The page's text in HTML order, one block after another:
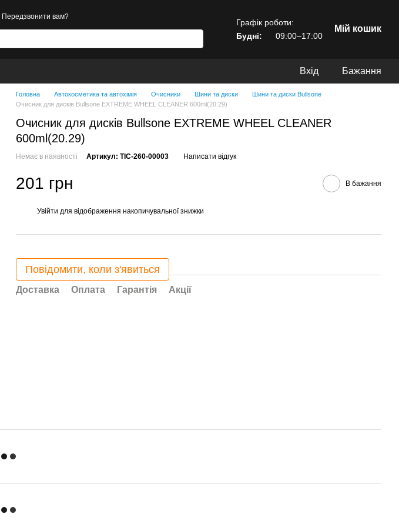
Передзвонити вам?
Графік роботи:
Будні:
09:00–17:00
Мій кошик
Вхід Бажання
Головна Автокосметика та автохімія Очисники Шини та диски
Шини та диски Bullsone
Очисник для дисків Bullsone EXTREME WHEEL CLEANER 600ml(20.29)
Очисник для дисків Bullsone EXTREME WHEEL CLEANER
600ml(20.29)
Немає в наявності Артикул: TIC-260-00003 Написати відгук
201 грн В бажання
Увійти для відображення накопичувальної знижки
Повідомити, коли з'явиться
Доставка Оплата Гарантія Акції